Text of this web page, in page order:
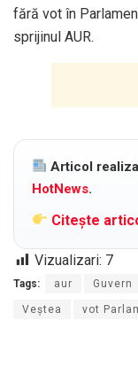
fără vot în
sprijinul AUR.
Articol
HotNews.
Citește
Vizualizari: 7
Tags: aur Guvern
Veștea vot